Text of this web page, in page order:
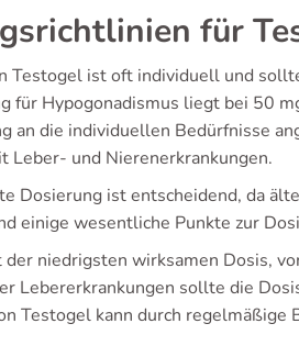
für
Testogel ist oft individuell und
für Hypogonadismus liegt bei 50
an die individuellen Bedürfnisse
Leber- und Nierenerkrankungen.
Dosierung ist entscheidend, da
einige wesentliche Punkte zur
der niedrigsten wirksamen Dosis,
Lebererkrankungen sollte die
Testogel kann durch